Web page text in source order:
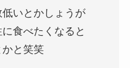
いとかしょうが
食べたくなると
と笑笑